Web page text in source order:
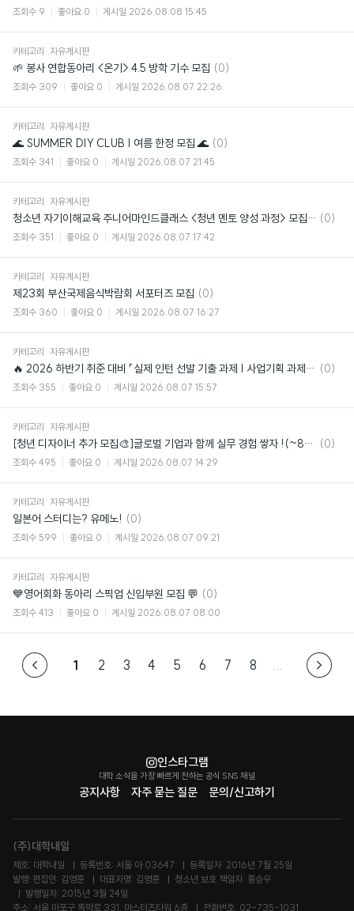
조회수 9 좋아요 0 게시일 2026.08.08 15:45
카테고리 자유게시판
🌱 봉사 연합동아리 <온기> 4.5 방학 기수 모집 댓
글
(0)
조회수 309 좋아요 0 게시일 2026.08.07 22:26
카테고리 자유게시판
🌊 SUMMER DIY CLUB | 여름 한정 모집 🌊 댓
글
(0)
조회수 341 좋아요 0 게시일 2026.08.07 21:45
카테고리 자유게시판
청소년 자기이해교육 주니어마인드클래스 <청년 멘토 양성 과정> 모집 (~8/19) 댓
(0)
조회수 351 좋아요 0 게시일 2026.08.07 17:42
카테고리 자유게시판
제23회 부산국제음식박람회 서포터즈 모집 댓
글
(0)
조회수 360 좋아요 0 게시일 2026.08.07 16:27
카테고리 자유게시판
🔥 2026 하반기 취준 대비 「실제 인턴 선발 기출 과제 | 사업기획 과제 모의고사 댓
(0)
조회수 355 좋아요 0 게시일 2026.08.07 15:57
카테고리 자유게시판
[청년 디자이너 추가 모집🎨]글로벌 기업과 함께 실무 경험 쌓자 !(~8/14 마감)
댓
(0)
조회수 495 좋아요 0 게시일 2026.08.07 14:29
카테고리 자유게시판
일본어 스터디는? 유메노! 댓
글
(0)
조회수 599 좋아요 0 게시일 2026.08.07 09:21
카테고리 자유게시판
💙영어회화 동아리 스픽업 신입부원 모집 💬 댓
글
(0)
조회수 413 좋아요 0 게시일 2026.08.07 08:00
1 2 3 4 5 6 7 8
공지사항 자주 묻는 질문 문의/신고하기
인스타그램
대학 소식을 가장 빠르게 전하는 공식 SNS 채널
(주)대학내일
제호: 대학내일 등록번호: 서울 아 03647
등록일자: 2016년 7월 25일
발행·편집인: 김영훈
대표자명: 김영훈
청소년 보호 책임자: 홍승우
발행일자: 2015년 3월 24일
주소: 서울 마포구 독막로 331, 마스터즈타워 6층
전화번호: 02-735-1031